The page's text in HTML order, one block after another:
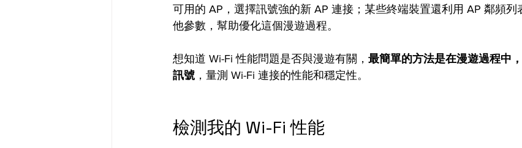
可用的 AP，選擇訊號強的新 AP 連接；某些終端裝置還利用 AP 鄰頻列
他參數，幫助優化這個漫遊過程。
想知道 Wi-Fi 性能問題是否與漫遊有關， 最簡單的方法是在漫遊過程中
訊號 ，量測 Wi-Fi 連接的性能和穩定性。
檢測我的 Wi-Fi 性能